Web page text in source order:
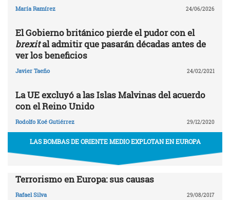
María Ramírez 24/06/2026
El Gobierno británico pierde el pudor con el
brexital admitir que pasarán décadas antes de
ver los beneficios
Javier Taeño 24/02/2021
La UE excluyó a las Islas Malvinas del acuerdo
con el Reino Unido
Rodolfo Koé Gutiérrez 29/12/2020
LAS BOMBAS DE ORIENTE MEDIO EXPLOTAN EN EUROPA
Terrorismo en Europa: sus causas
Rafael Silva 29/08/2017